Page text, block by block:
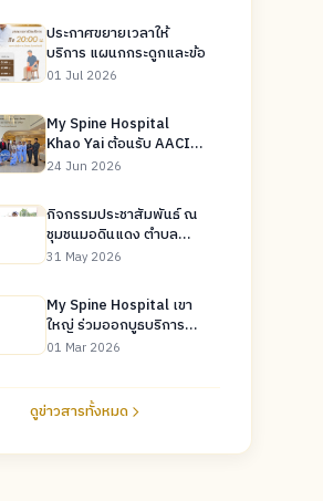
ประกาศขยายเวลาให้
บริการ แผนกกระดูกและข้อ
01 Jul 2026
My Spine Hospital
Khao Yai ต้อนรับ AACI
ก้าวสำคัญสู่การเป็นโรง
สันหลังระดับสากล
24 Jun 2026
กิจกรรมประชาสัมพันธ์ ณ
ชุมชนมอดินแดง ตำบล
ปากช่อง จังหวัด
31 May 2026
My Spine Hospital เขา
ใหญ่ ร่วมออกบูธบริการ
ตรวจสุขภาพ ในงานคืนสู่
ปากช่อง
01 Mar 2026
ดูข่าวสารทั้งหมด